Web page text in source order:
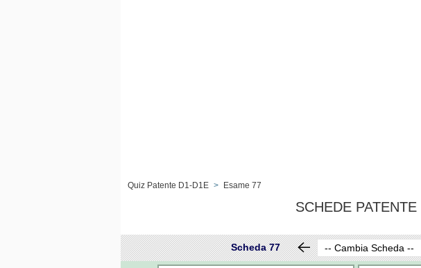
Quiz Patente D1-D1E > Esame 77
SCHEDE
Scheda 77